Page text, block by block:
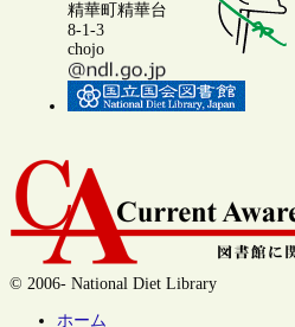
精華町精華台
8-1-3
chojo
© 2006- National Diet Library
ホーム